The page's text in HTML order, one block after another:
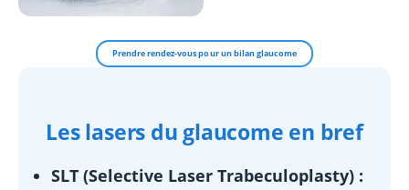
Prendre rendez-vous pour un bilan glaucome
Les lasers du glaucome en bref
SLT (Selective Laser Trabeculoplasty) :